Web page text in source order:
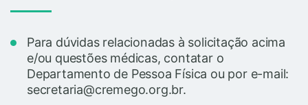
Para dúvidas relacionadas à solicitação acima
e/ou questões médicas, contatar o
Departamento de Pessoa Física ou por e-mail:
secretaria@cremego.org.br.